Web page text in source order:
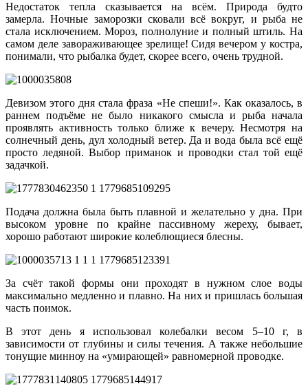
Недостаток тепла сказывается на всём. Природа будто
замерла. Ночные заморозки сковали всё вокруг, и рыба не
стала исключением. Мороз, полнолуние и полный штиль. На
самом деле завораживающее зрелище! Сидя вечером у костра,
понимали, что рыбалка будет, скорее всего, очень трудной.
Девизом этого дня стала фраза «Не спеши!». Как оказалось, в
раннем подъёме не было никакого смысла и рыба начала
проявлять активность только ближе к вечеру. Несмотря на
солнечный день, дул холодный ветер. Да и вода была всё ещё
просто ледяной. Выбор приманок и проводки стал той ещё
задачкой.
Подача должна была быть плавной и желательно у дна. При
высоком уровне по крайне пассивному жереху, бывает,
хорошо работают широкие колеблющиеся блесны.
За счёт такой формы они проходят в нужном слое воды
максимально медленно и плавно. На них и пришлась большая
часть поимок.
В этот день я использовал колебалки весом 5–10 г, в
зависимости от глубины и силы течения. А также небольшие
тонущие минноу на «умирающей» равномерной проводке.